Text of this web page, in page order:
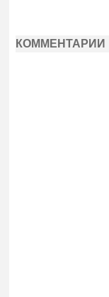
КОММЕНТАРИИ